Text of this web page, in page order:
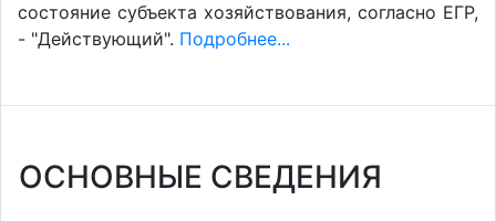
состояние субъекта хозяйствования, согласно ЕГР,
- "Действующий". Подробнее...
ОСНОВНЫЕ СВЕДЕНИЯ